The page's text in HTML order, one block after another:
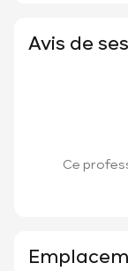
Avis de
Ce